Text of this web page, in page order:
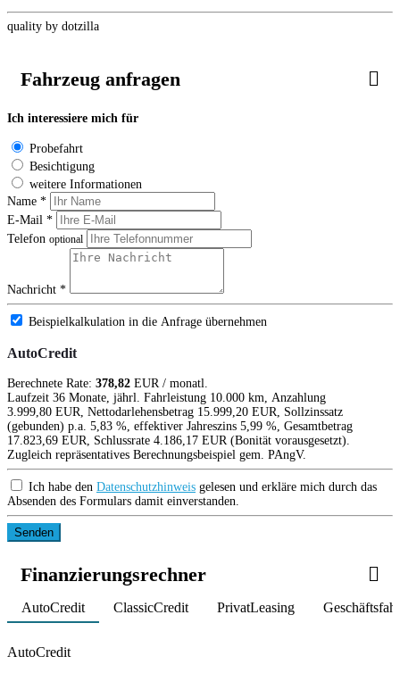
quality by dotzilla
Fahrzeug anfragen
Ich interessiere mich für
Probefahrt
Besichtigung
weitere Informationen
Name *
E-Mail *
Telefon optional
Nachricht *
Beispielkalkulation in die Anfrage übernehmen
AutoCredit
Berechnete Rate: 378,82 EUR / monatl.
Laufzeit 36 Monate, jährl. Fahrleistung 10.000 km, Anzahlung
3.999,80 EUR, Nettodarlehensbetrag 15.999,20 EUR, Sollzinssatz
(gebunden) p.a. 5,83 %, effektiver Jahreszins 5,99 %, Gesamtbetrag
17.823,69 EUR, Schlussrate 4.186,17 EUR (Bonität vorausgesetzt).
Zugleich repräsentatives Berechnungsbeispiel gem. PAngV.
Ich habe den Datenschutzhinweis gelesen und erkläre mich durch das
Absenden des Formulars damit einverstanden.
Senden
Finanzierungsrechner
AutoCredit ClassicCredit PrivatLeasing
AutoCredit